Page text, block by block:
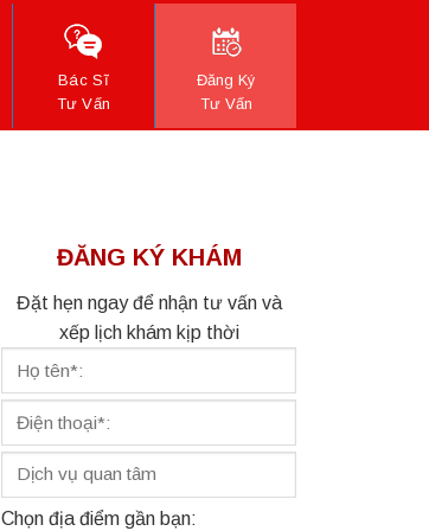
Bác Sĩ
Tư Vấn
Đăng Ký
Tư Vấn
ĐĂNG KÝ KHÁM
Đặt hẹn ngay để nhận tư vấn và
xếp lịch khám kịp thời
Chọn địa điểm gần bạn: